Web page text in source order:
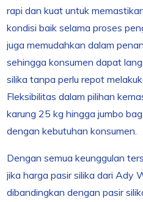
rapi dan kuat untuk
kondisi baik selama proses
juga memudahkan dalam
sehingga konsumen dapat
silika tanpa perlu repot
Fleksibilitas dalam pilihan
karung 25 kg hingga jumbo
dengan kebutuhan konsumen.
Dengan semua keunggulan
jika harga pasir silika dari Ady
dibandingkan dengan pasir